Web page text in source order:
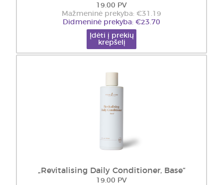
19.00 PV
Mažmeninė prekyba: €31.19
Didmeninė prekyba: €23.70
Įdėti į prekių
krepšelį
„Revitalising Daily Conditioner, Base“
19.00 PV